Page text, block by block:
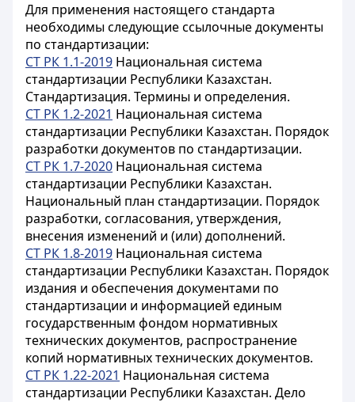
Для применения настоящего стандарта
необходимы следующие ссылочные документы
по стандартизации:
СТ РК 1.1-2019 Национальная система
стандартизации Республики Казахстан.
Стандартизация. Термины и определения.
СТ РК 1.2-2021 Национальная система
стандартизации Республики Казахстан. Порядок
разработки документов по стандартизации.
СТ РК 1.7-2020 Национальная система
стандартизации Республики Казахстан.
Национальный план стандартизации. Порядок
разработки, согласования, утверждения,
внесения изменений и (или) дополнений.
СТ РК 1.8-2019 Национальная система
стандартизации Республики Казахстан. Порядок
издания и обеспечения документами по
стандартизации и информацией единым
государственным фондом нормативных
технических документов, распространение
копий нормативных технических документов.
СТ РК 1.22-2021 Национальная система
стандартизации Республики Казахстан. Дело